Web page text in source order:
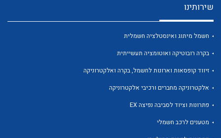
שירותינו
חשמל מיתוג ואינסטלציה חשמלית
בקרה רובוטיקה ואוטומציה תעשייתית
זיווד קופסאות וארונות לחשמל, בקרה ואלקטרוניקה
אלקטרוניקה מחברים ורכיבי אלקטרוניקה
פתרונות וציוד לסביבה נפיצה EX
מטענים לרכב חשמלי